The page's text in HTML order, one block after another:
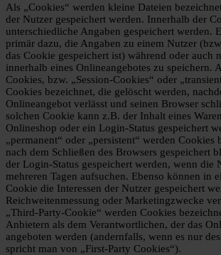
Als „Cookies“ werden kleine Dateien
der Nutzer gespeichert werden. Innerhalb der
unterschiedliche Angaben gespeichert werden.
primär dazu, die Angaben zu einem Nutzer
das Cookie gespeichert ist) während oder auch
innerhalb eines Onlineangebotes zu speichern.
Cookies, bzw. „Session-Cookies“ oder
Cookies bezeichnet, die gelöscht werden,
Onlineangebot verlässt und seinen Browser
solchen Cookie kann z.B. der Inhalt eines
Onlineshop oder ein Login-Status gespeichert
„permanent“ oder „persistent“ werden Cookies
nach dem Schließen des Browsers gespeichert
der Login-Status gespeichert werden, wenn die
mehreren Tagen aufsuchen. Ebenso können in
Cookie die Interessen der Nutzer gespeichert
Reichweitenmessung oder Marketingzwecke
„Third-Party-Cookie“ werden Cookies
Anbietern als dem Verantwortlichen, der das
angeboten werden (andernfalls, wenn es nur
spricht man von „First-Party Cookies“).